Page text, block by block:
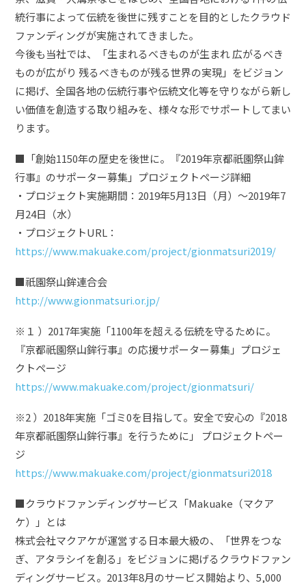
統行事によって伝統を後世に残すことを目的としたクラウド
ファンディングが実施されてきました。
今後も当社では、「生まれるべきものが生まれ 広がるべき
ものが広がり 残るべきものが残る世界の実現」をビジョン
に掲げ、全国各地の伝統行事や伝統文化等を守りながら新し
い価値を創造する取り組みを、様々な形でサポートしてまい
ります。
■「創始1150年の歴史を後世に。『2019年京都祇園祭山鉾
行事』のサポーター募集」プロジェクトページ詳細
・プロジェクト実施期間：2019年5月13日（月）〜2019年7
月24日（水）
・プロジェクトURL：
https://www.makuake.com/project/gionmatsuri2019/
■祇園祭山鉾連合会
http://www.gionmatsuri.or.jp/
※１ ）2017年実施「1100年を超える伝統を守るために。
『京都祇園祭山鉾行事』の応援サポーター募集」プロジェ
クトページ
https://www.makuake.com/project/gionmatsuri/
※2 ）2018年実施「ゴミ0を目指して。安全で安心の『2018
年京都祇園祭山鉾行事』を行うために」 プロジェクトペー
ジ
https://www.makuake.com/project/gionmatsuri2018
■クラウドファンディングサービス「Makuake（マクア
ケ）」とは
株式会社マクアケが運営する日本最大級の、「世界をつな
ぎ、アタラシイを創る」をビジョンに掲げるクラウドファン
ディングサービス。2013年8月のサービス開始より、5,000